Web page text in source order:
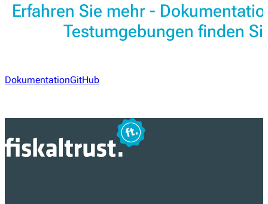
Erfahren Sie mehr -
Testumgebungen finden
DokumentationGitHub